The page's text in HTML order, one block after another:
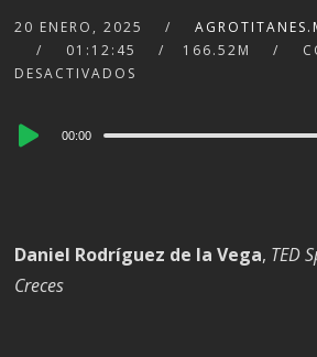
20 ENERO, 2025
01:12:45
166.52M
DESACTIVADOS
Audio
00:00
Daniel Rodríguez de la Vega, TED
Creces